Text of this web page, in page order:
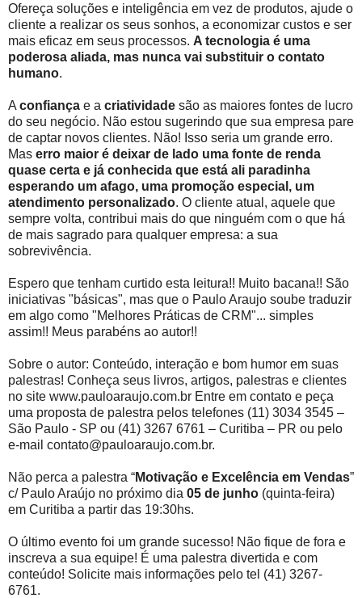
Ofereça soluções e inteligência em vez de produtos, ajude o
cliente a realizar os seus sonhos, a economizar custos e ser
mais eficaz em seus processos. A tecnologia é uma
poderosa aliada, mas nunca vai substituir o contato
humano.
A confiança e a criatividade são as maiores fontes de lucro
do seu negócio. Não estou sugerindo que sua empresa pare
de captar novos clientes. Não! Isso seria um grande erro.
Mas erro maior é deixar de lado uma fonte de renda
quase certa e já conhecida que está ali paradinha
esperando um afago, uma promoção especial, um
atendimento personalizado. O cliente atual, aquele que
sempre volta, contribui mais do que ninguém com o que há
de mais sagrado para qualquer empresa: a sua
sobrevivência.
Espero que tenham curtido esta leitura!! Muito bacana!! São
iniciativas "básicas", mas que o Paulo Araujo soube traduzir
em algo como "Melhores Práticas de CRM"... simples
assim!! Meus parabéns ao autor!!
Sobre o autor: Conteúdo, interação e bom humor em suas
palestras! Conheça seus livros, artigos, palestras e clientes
no site www.pauloaraujo.com.br Entre em contato e peça
uma proposta de palestra pelos telefones (11) 3034 3545 –
São Paulo - SP ou (41) 3267 6761 – Curitiba – PR ou pelo
e-mail contato@pauloaraujo.com.br.
Não perca a palestra “Motivação e Excelência em Vendas”
c/ Paulo Araújo no próximo dia 05 de junho (quinta-feira)
em Curitiba a partir das 19:30hs.
O último evento foi um grande sucesso! Não fique de fora e
inscreva a sua equipe! É uma palestra divertida e com
conteúdo! Solicite mais informações pelo tel (41) 3267-
6761.